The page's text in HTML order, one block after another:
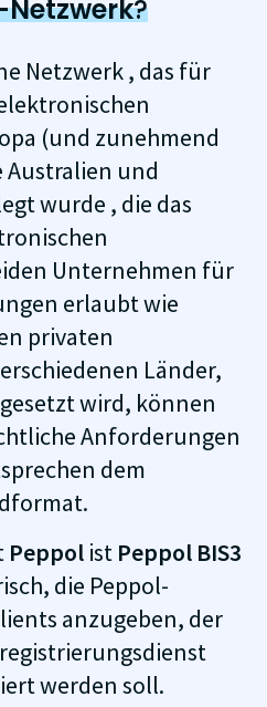
?
Netzwerk , das für
(und zunehmend
Australien und
wurde , die das
Unternehmen für
erlaubt wie
privaten
Länder,
wird, können
Anforderungen
dem
Peppol ist Peppol BIS3
die Peppol-
anzugeben, der
werden soll.